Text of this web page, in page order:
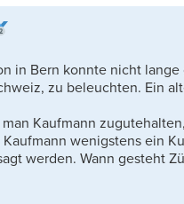
in Bern konnte nicht
zu beleuchten. Ein
Kaufmann
wenigstens ein
werden. Wann gesteht